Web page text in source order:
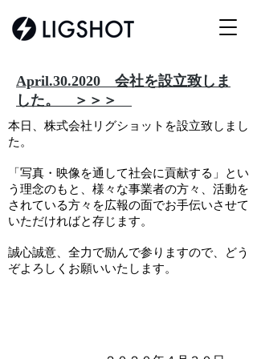
April.30.2020 会社を設立致しま
した。 ＞＞＞
本日、株式会社リグショットを設立致しまし
た。
「写真・映像を通して社会に貢献する」とい
う理念のもと、様々な事業者の方々、活動を
されている方々を広報の面でお手伝いさせて
いただければと存じます。
誠心誠意、全力で励んで参りますので、どう
ぞよろしくお願いいたします。